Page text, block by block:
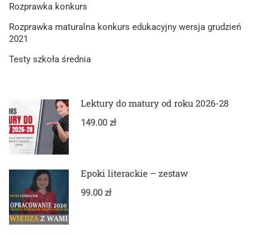
Rozprawka konkurs
Rozprawka maturalna konkurs edukacyjny wersja grudzień
2021
Testy szkoła średnia
Lektury do matury od roku 2026-28
149.00 zł
Epoki literackie – zestaw
99.00 zł